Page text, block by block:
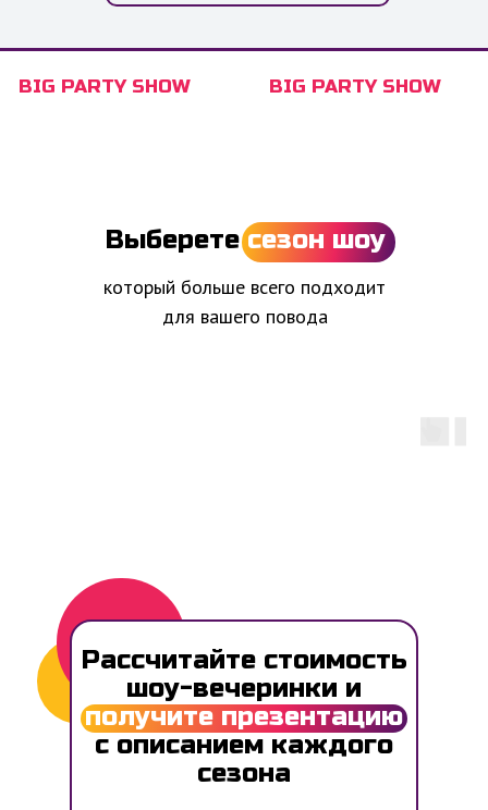
BIG PARTY SHOW BIG PARTY SHOW
Выберетесезон шоу
который больше всего подходит
для вашего повода
Рассчитайте стоимость
шоу-вечеринки и
получите презентацию
с описанием каждого
сезона